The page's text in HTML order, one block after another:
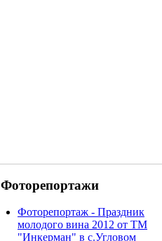
Фоторепортажи
Фоторепортаж - Праздник
молодого вина 2012 от ТМ
"Инкерман" в с.Угловом